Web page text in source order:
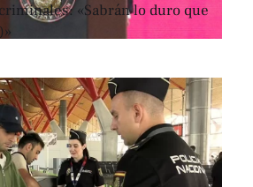
«Sabrán lo duro que